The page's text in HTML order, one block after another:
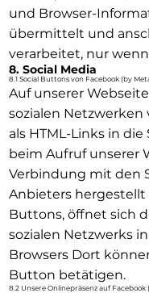
und Browser-
übermittelt und
verarbeitet, nur
8. Social Media
8.1 Social Buttons von Facebook (by
Auf unserer
sozialen Netzwerken
als HTML-Links in
beim Aufruf unserer
Verbindung mit den
Anbieters hergestellt
Buttons, öffnet sich
sozialen Netzwerks
Browsers Dort
Button betätigen.
8.2 Unsere Onlinepräsenz auf Facebook